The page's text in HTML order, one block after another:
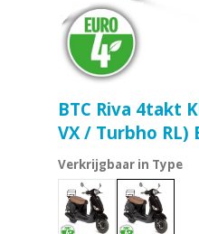
BTC Riva 4takt
VX / Turbho RL)
Verkrijgbaar in Type